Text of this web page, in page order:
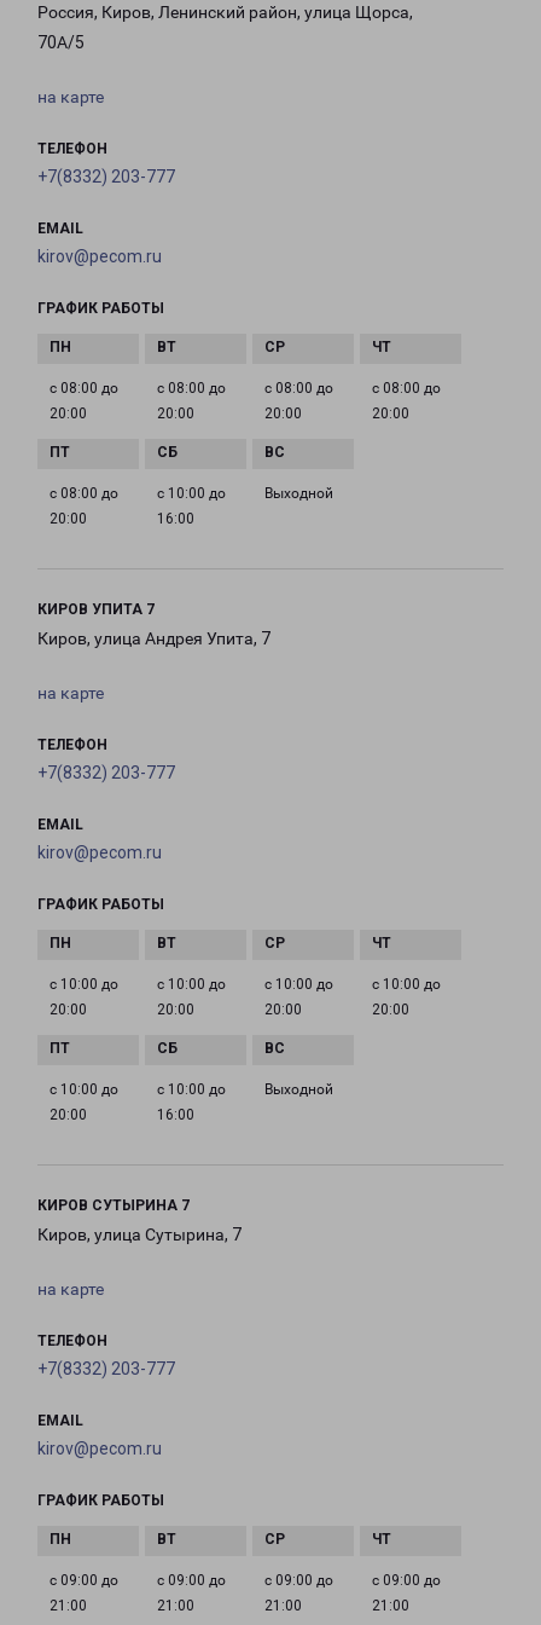
Россия, Киров, Ленинский район, улица Щорса,
70А/5
на карте
ТЕЛЕФОН
+7(8332) 203-777
EMAIL
kirov@pecom.ru
ГРАФИК РАБОТЫ
с 08:00 до
20:00
с 08:00 до
20:00
с 08:00 до
20:00
с 08:00 до
20:00
с 08:00 до
20:00
с 10:00 до
16:00
Выходной
КИРОВ УПИТА 7
Киров, улица Андрея Упита, 7
на карте
ТЕЛЕФОН
+7(8332) 203-777
EMAIL
kirov@pecom.ru
ГРАФИК РАБОТЫ
с 10:00 до
20:00
с 10:00 до
20:00
с 10:00 до
20:00
с 10:00 до
20:00
с 10:00 до
20:00
с 10:00 до
16:00
Выходной
КИРОВ СУТЫРИНА 7
Киров, улица Сутырина, 7
на карте
ТЕЛЕФОН
+7(8332) 203-777
EMAIL
kirov@pecom.ru
ГРАФИК РАБОТЫ
с 09:00 до
21:00
с 09:00 до
21:00
с 09:00 до
21:00
с 09:00 до
21:00